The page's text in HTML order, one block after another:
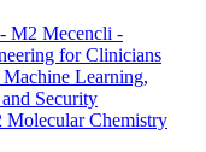
M2 Mecencli -
for Clinicians
Learning,
Security
Chemistry